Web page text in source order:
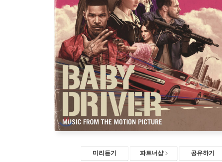
미리듣기 파트너샵 공유하기